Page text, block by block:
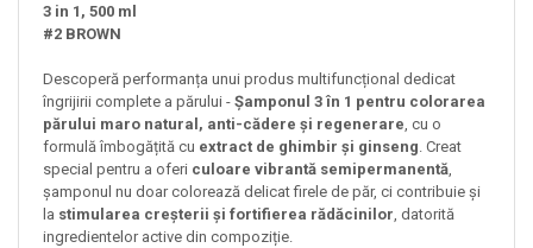
3 in 1, 500 ml
#2 BROWN
Descoperă performanța unui produs multifuncțional dedicat
îngrijirii complete a părului - Șamponul 3 în 1 pentru colorarea
părului maro natural, anti-cădere și regenerare , cu o
formulă îmbogățită cu extract de ghimbir și ginseng . Creat
special pentru a oferi culoare vibrantă semipermanentă
șamponul nu doar colorează delicat firele de păr, ci contribuie și
la stimularea creșterii și fortifierea rădăcinilor , datorită
ingredientelor active din compoziție.